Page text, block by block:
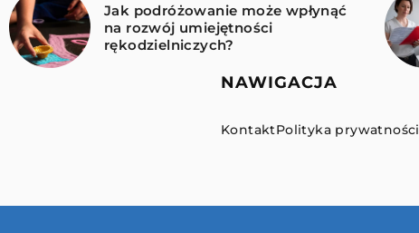
Jak podróżowanie może wpłynąć
na rozwój umiejętności
rękodzielniczych?
NAWIGACJA
KontaktPolityka prywatności